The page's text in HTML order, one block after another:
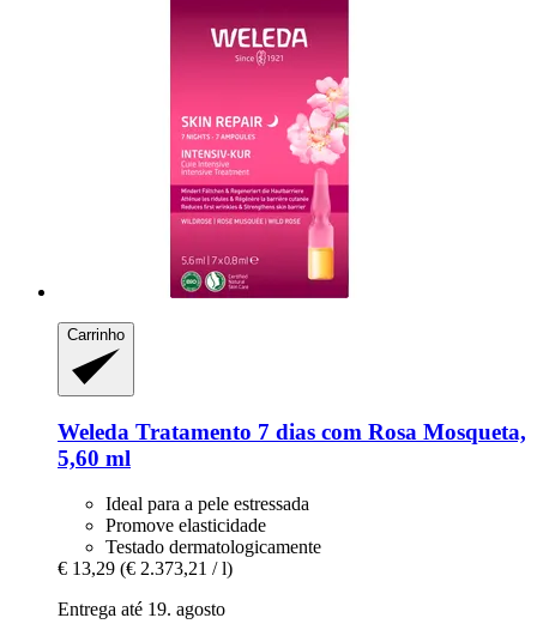
Carrinho
Weleda Tratamento 7 dias com Rosa Mosqueta,
5,60 ml
Ideal para a pele estressada
Promove elasticidade
Testado dermatologicamente
€ 13,29 (€ 2.373,21 / l)
Entrega até 19. agosto